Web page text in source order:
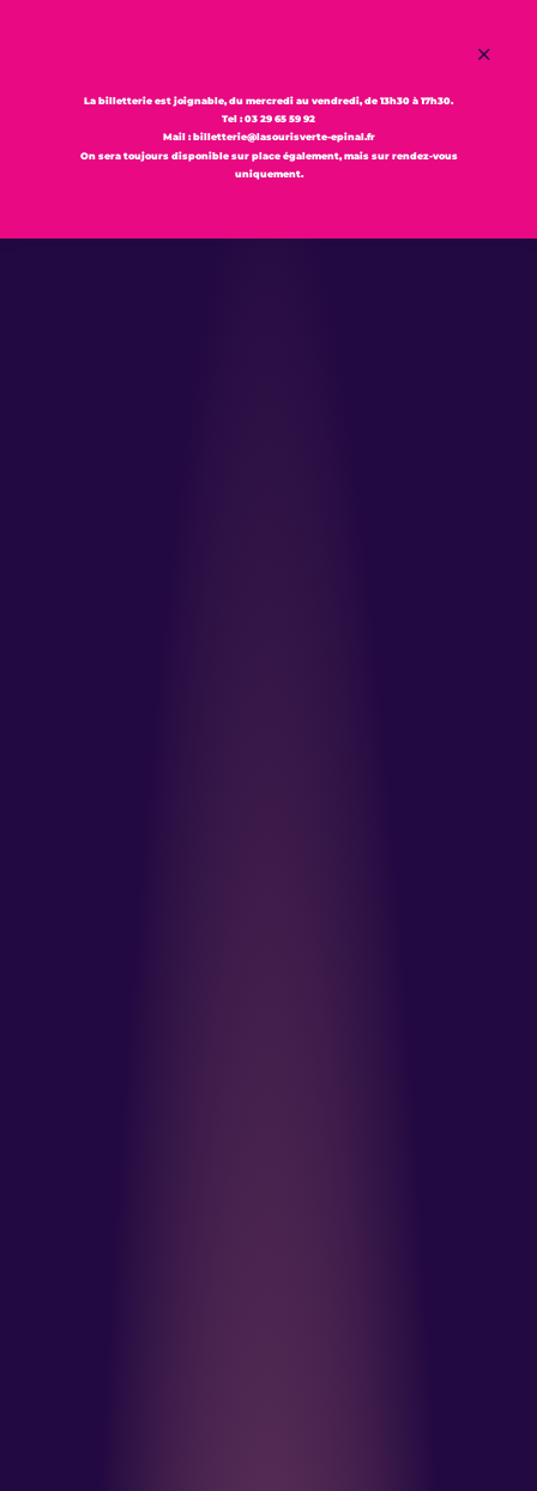
La billetterie est joignable,du mercredi au vendredi,de 13h30 à 17h30.
Tel : 03 29 65 59 92
Mail : billetterie@lasourisverte-epinal.fr
On sera toujours disponible sur place également, mais sur rendez-vous
uniquement.